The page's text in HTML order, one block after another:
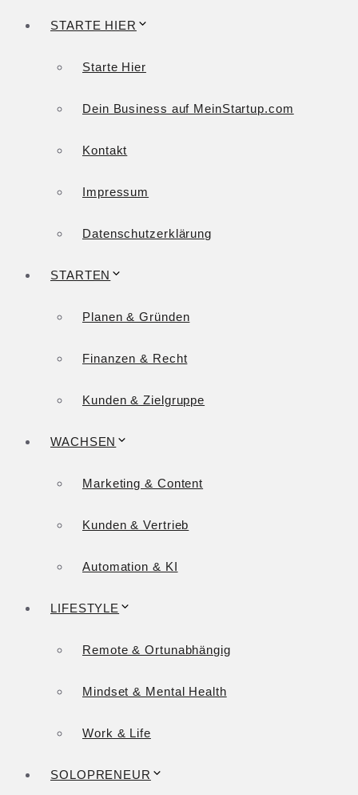
STARTE HIER
Starte Hier
Dein Business auf MeinStartup.com
Kontakt
Impressum
Datenschutzerklärung
STARTEN
Planen & Gründen
Finanzen & Recht
Kunden & Zielgruppe
WACHSEN
Marketing & Content
Kunden & Vertrieb
Automation & KI
LIFESTYLE
Remote & Ortunabhängig
Mindset & Mental Health
Work & Life
SOLOPRENEUR